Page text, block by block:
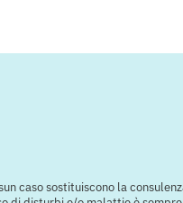
caso sostituiscono la